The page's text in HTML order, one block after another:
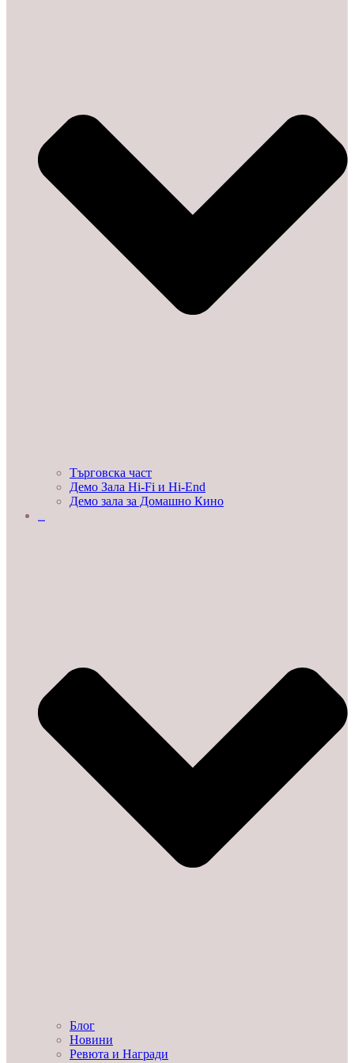
Търговска част
Демо Зала Hi-Fi и Hi-End
Демо зала за Домашно Кино
Блог
Новини
Ревюта и Награди